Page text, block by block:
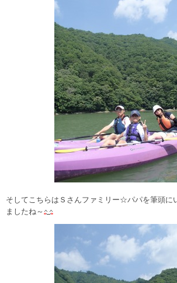
そしてこちらはＳさんファミリー☆パパを筆頭に
ましたね～